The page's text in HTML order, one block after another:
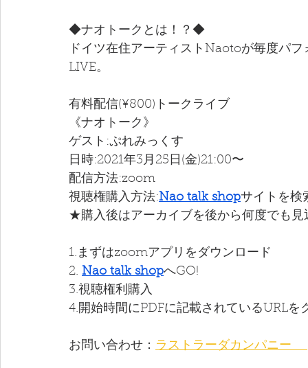
◆ナオトークとは！？◆
ドイツ在住アーティストNaotoが毎度パ
LIVE。
有料配信(¥800)トークライブ
《ナオトーク》
ゲスト:ぷれみっくす
日時:2021年3月25日(金)21:00〜
配信方法:zoom
視聴権購入方法:Nao talk shopサイトを検
★購入後はアーカイブを後から何度でも見
1.まずはzoomアプリをダウンロード
2. Nao talk shopへGO!
3.視聴権利購入
4.開始時間にPDFに記載されているURLを
お問い合わせ： ラストラーダカンパニー